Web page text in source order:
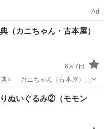
Ad
（カニちゃん・古本屋）
8月7日
屋）
下さい
ア ちい
ぬいぐるみ②（モモン